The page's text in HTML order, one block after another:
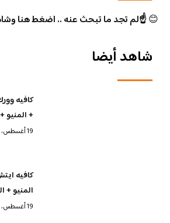
😊☝️لم تجد ما تبحث عنه .. اضغط هنا
شاهد أيضا
كافيه
+ المنيو
19 أغسطس، 2022
كافيه
المنيو +
19 أغسطس، 2022